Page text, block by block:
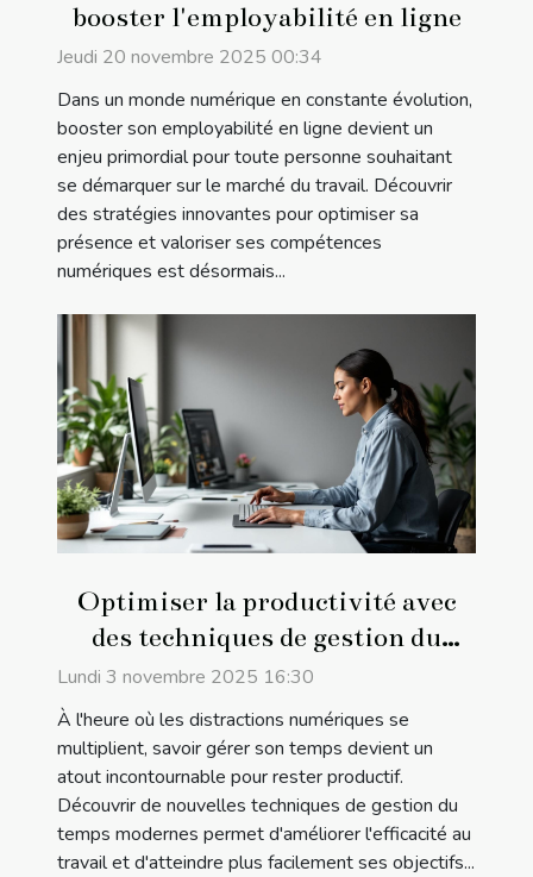
booster l'employabilité en ligne
Jeudi 20 novembre 2025 00:34
Dans un monde numérique en constante évolution,
booster son employabilité en ligne devient un
enjeu primordial pour toute personne souhaitant
se démarquer sur le marché du travail. Découvrir
des stratégies innovantes pour optimiser sa
présence et valoriser ses compétences
numériques est désormais...
Optimiser la productivité avec
des techniques de gestion du
temps modernes
Lundi 3 novembre 2025 16:30
À l'heure où les distractions numériques se
multiplient, savoir gérer son temps devient un
atout incontournable pour rester productif.
Découvrir de nouvelles techniques de gestion du
temps modernes permet d'améliorer l'efficacité au
travail et d'atteindre plus facilement ses objectifs...